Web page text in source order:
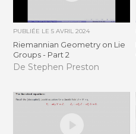
PUBLIÉE LE5 AVRIL 2024
Riemannian Geometry on Lie
Groups - Part 2
De Stephen Preston